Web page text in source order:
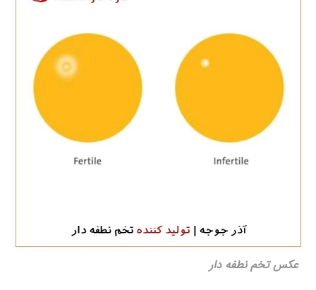
عکس تخم نطفه دار